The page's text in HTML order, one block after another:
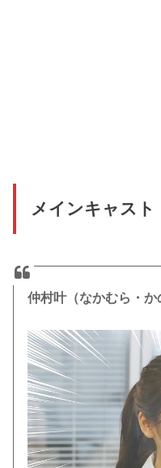
メインキャスト
仲村叶（なかむら・